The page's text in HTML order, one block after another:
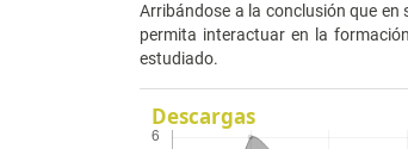
Arribándose a la conclusión que
permita interactuar en la
estudiado.
Descargas